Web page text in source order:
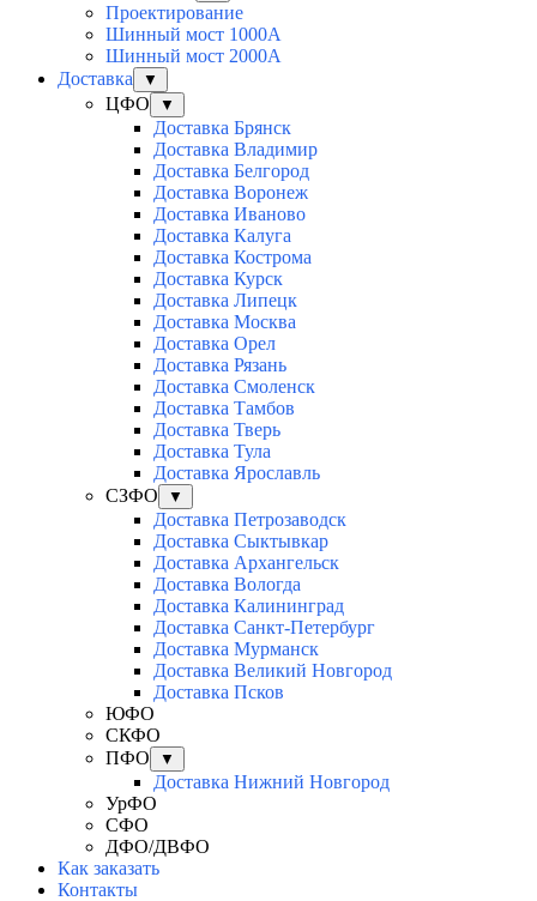
Проектирование
Шинный мост 1000А
Шинный мост 2000А
Доставка
▼
ЦФО ▼
Доставка Брянск
Доставка Владимир
Доставка Белгород
Доставка Воронеж
Доставка Иваново
Доставка Калуга
Доставка Кострома
Доставка Курск
Доставка Липецк
Доставка Москва
Доставка Орел
Доставка Рязань
Доставка Смоленск
Доставка Тамбов
Доставка Тверь
Доставка Тула
Доставка Ярославль
СЗФО
▼
Доставка Петрозаводск
Доставка Сыктывкар
Доставка Архангельск
Доставка Вологда
Доставка Калининград
Доставка Санкт-Петербург
Доставка Мурманск
Доставка Великий Новгород
Доставка Псков
ЮФО
СКФО
ПФО
▼
Доставка Нижний Новгород
УрФО
СФО
ДФО/ДВФО
Как заказать
Контакты